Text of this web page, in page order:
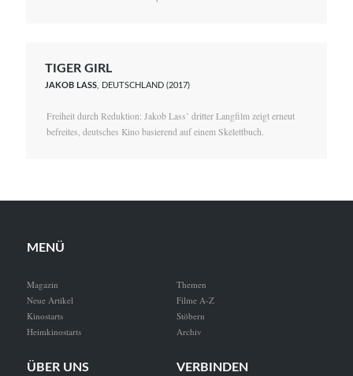
TIGER GIRL
JAKOB LASS, DEUTSCHLAND (2017)
Freiheit durch Reduktion: Jakob Lass’ dritter Langfilm zeigt erneut
befreites, deutsches Kino basierend auf einem Skelettbuch.
MENÜ
Magazin
Neue Artikel
Kinostarts
Heimkinostarts
Themen
Filme A-Z
Stöbern
Archiv
ÜBER UNS VERBINDEN